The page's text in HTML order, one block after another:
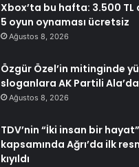
Xbox’ta bu hafta: 3.500 TL
5 oyun oynaması ücretsiz
Ağustos 8, 2026
Özgür Özel’in mitinginde
sloganlara AK Partili
Ağustos 8, 2026
TDV’nin “İki insan bir
kapsamında Ağrı’da ilk
kıyıldı